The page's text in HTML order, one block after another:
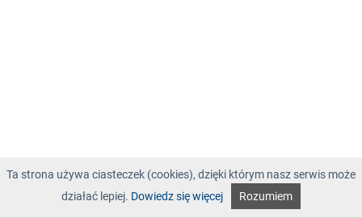
Ta strona używa ciasteczek (cookies), dzięki którym nasz serwis może
działać lepiej. Dowiedz się więcej Rozumiem